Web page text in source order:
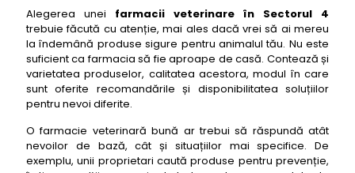
Alegerea unei farmacii veterinare în Sectorul 4
trebuie făcută cu atenție, mai ales dacă vrei să ai mereu
la îndemână produse sigure pentru animalul tău. Nu este
suficient ca farmacia să fie aproape de casă. Contează și
varietatea produselor, calitatea acestora, modul în care
sunt oferite recomandările și disponibilitatea soluțiilor
pentru nevoi diferite.
O farmacie veterinară bună ar trebui să răspundă atât
nevoilor de bază, cât și situațiilor mai specifice. De
exemplu, unii proprietari caută produse pentru prevenție,